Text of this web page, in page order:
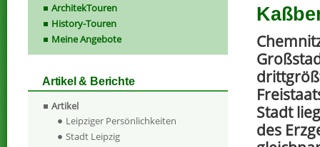
Stadt
des
ArchitekTouren
History-Touren
Meine Angebote
Artikel & Berichte
Artikel
Leipziger Persönlichkeiten
Stadt Leipzig